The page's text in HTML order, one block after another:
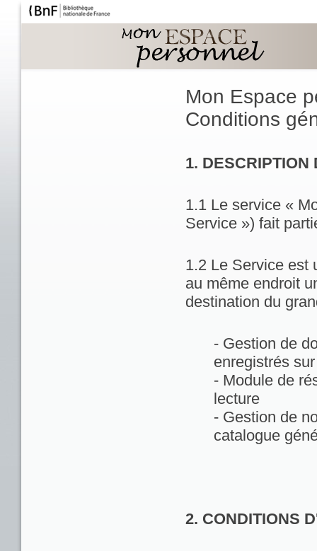
Mon Espace
Conditions
1. DESCRIPTION
1.1 Le service «
Service ») fait
1.2 Le Service est
au même endroit
destination du
- Gestion de
enregistrés
- Module de
lecture
- Gestion de
catalogue
2. CONDITIONS